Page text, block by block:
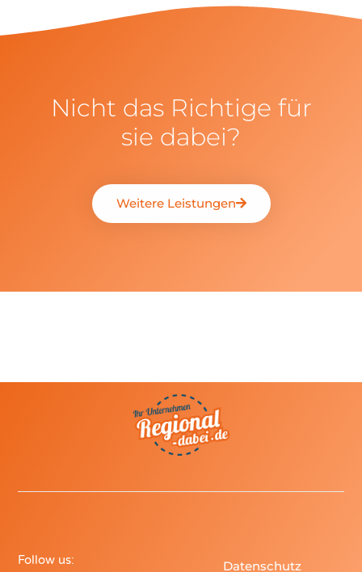
Nicht das Richtige für
sie dabei?
Weitere Leistungen
Follow us: Datenschutz